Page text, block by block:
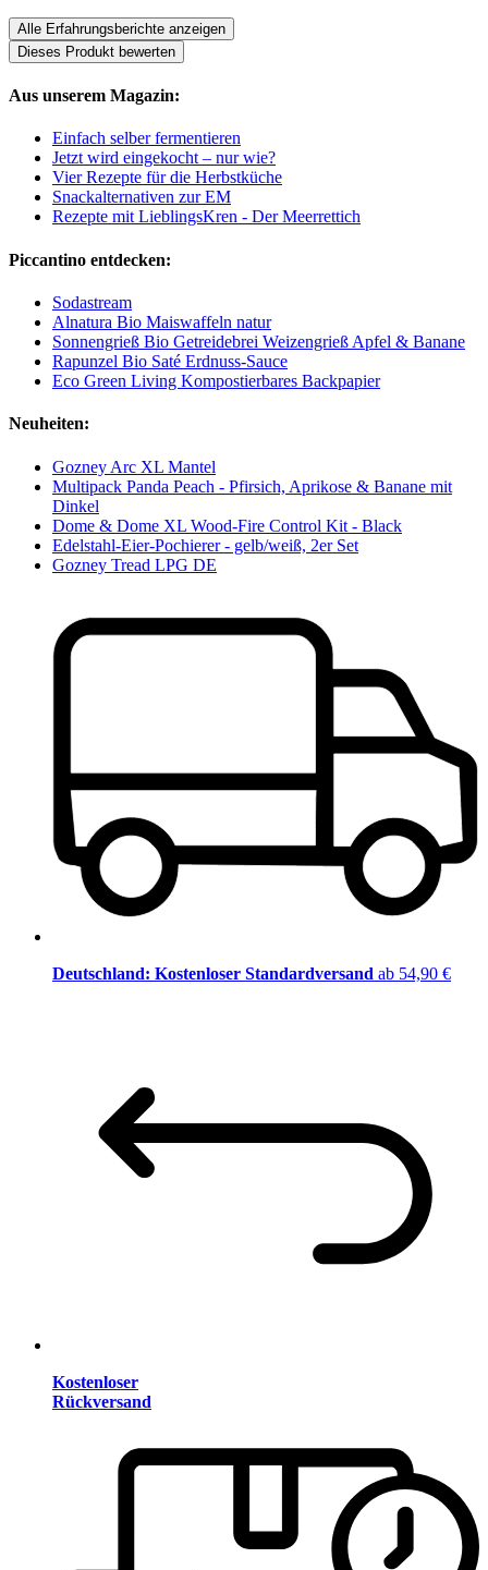
Alle Erfahrungsberichte anzeigen
Dieses Produkt bewerten
Aus unserem Magazin:
Einfach selber fermentieren
Jetzt wird eingekocht – nur wie?
Vier Rezepte für die Herbstküche
Snackalternativen zur EM
Rezepte mit LieblingsKren - Der Meerrettich
Piccantino entdecken:
Sodastream
Alnatura Bio Maiswaffeln natur
Sonnengrieß Bio Getreidebrei Weizengrieß Apfel & Banane
Rapunzel Bio Saté Erdnuss-Sauce
Eco Green Living Kompostierbares Backpapier
Neuheiten:
Gozney Arc XL Mantel
Multipack Panda Peach - Pfirsich, Aprikose & Banane mit
Dinkel
Dome & Dome XL Wood-Fire Control Kit - Black
Edelstahl-Eier-Pochierer - gelb/weiß, 2er Set
Gozney Tread LPG DE
Deutschland: Kostenloser Standardversand ab 54,90 €
Kostenloser
Rückversand